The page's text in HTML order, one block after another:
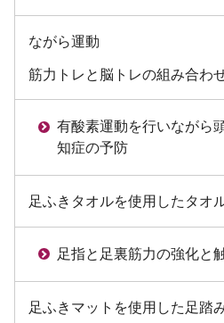
ながら運動
筋力トレと脳トレの組み合わ
有酸素運動を行いながら
知症の予防
足ふきタオルを使用したタオ
足指と足裏筋力の強化と
足ふきマットを使用した足踏